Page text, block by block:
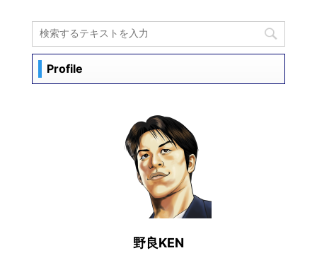
Profile
野良KEN